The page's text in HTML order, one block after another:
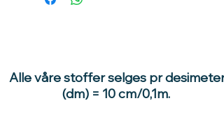
Alle våre stoffer selges pr desimeter
(dm) = 10 cm/0,1m.